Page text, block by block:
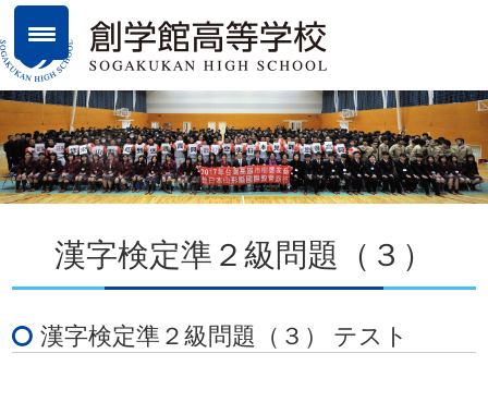
漢字検定準２級問題（３）
漢字検定準２級問題（３） テスト